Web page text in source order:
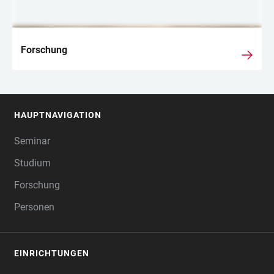
Forschung
HAUPTNAVIGATION
Seminar
Studium
Forschung
Personen
EINRICHTUNGEN